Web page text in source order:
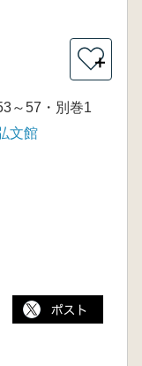
＋
～57・別巻1
文館